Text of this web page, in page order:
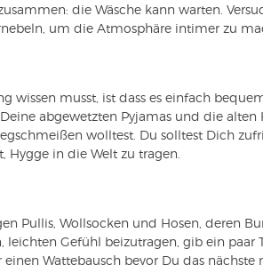
die Wäsche kann warten.
um die Atmosphäre intimer zu
wissen musst, ist dass es einfach bequem
abgewetzten Pyjamas und die alten
wolltest. Du solltest Dich
in die Welt zu tragen.
Pullis, Wollsocken und Hosen, deren
Gefühl beizutragen, gib ein paar
Wattebausch bevor Du das nächste